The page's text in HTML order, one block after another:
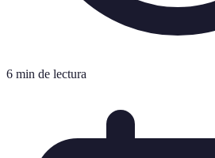
6 min de lectura